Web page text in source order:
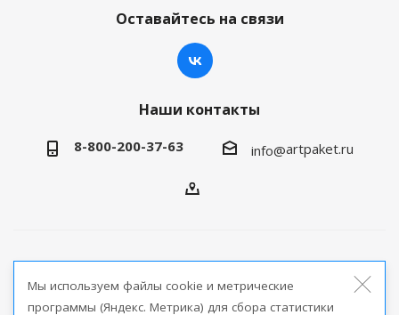
Оставайтесь на связи
Наши контакты
8-800-200-37-63 info@artpaket.ru
продукции
Мы используем файлы cookie и метрические
программы (Яндекс. Метрика) для сбора статистики